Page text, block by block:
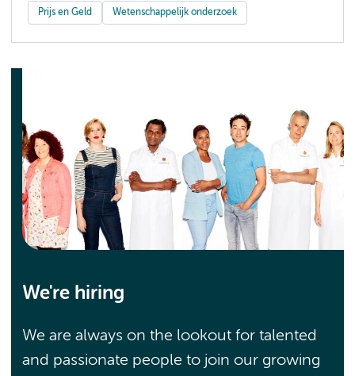
Prijs en Geld Wetenschappelijk onderzoek
We're hiring
We are always on the lookout for talented
and passionate people to join our growing